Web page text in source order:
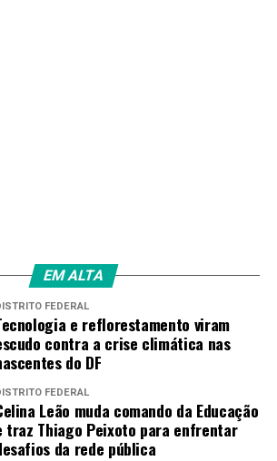
EM ALTA
FEDERAL
e reflorestamento viram
contra a crise climática nas
do DF
FEDERAL
Leão muda comando da Educação
traz Thiago Peixoto para enfrentar
da rede pública